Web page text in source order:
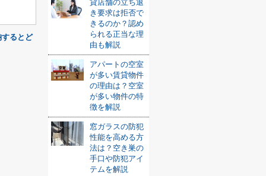
るとど
貸店舗の立ち退
き要求は拒否で
きるのか？認め
られる正当な理
由も解説
アパートの空室
が多い賃貸物件
の理由は？空室
が多い物件の特
徴を解説
窓ガラスの防犯
性能を高める方
法は？空き巣の
手口や防犯アイ
テムを解説